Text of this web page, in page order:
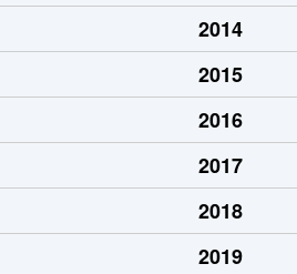
2014
2015
2016
2017
2018
2019